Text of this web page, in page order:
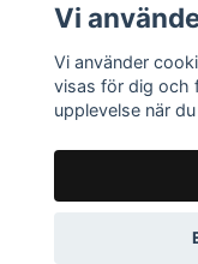
Läs mer
Vi
Vi använder
visas för dig och
upplevelse när